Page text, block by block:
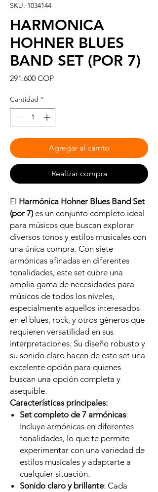
SKU: 1034144
HARMONICA
HOHNER BLUES
BAND SET (POR 7)
291.600 COPPrecio
Cantidad *
Agregar al carrito
Realizar compra
El Harmónica Hohner Blues Band Set
(por 7)es un conjunto completo ideal
para músicos que buscan explorar
diversos tonos y estilos musicales con
una única compra. Con siete
armónicas afinadas en diferentes
tonalidades, este set cubre una
amplia gama de necesidades para
músicos de todos los niveles,
especialmente aquellos interesados
en el blues, rock, y otros géneros que
requieren versatilidad en sus
interpretaciones. Su diseño robusto y
su sonido claro hacen de este set una
excelente opción para quienes
buscan una opción completa y
asequible.
Características principales:
Set completo de 7 armónicas:
Incluye armónicas en diferentes
tonalidades, lo que te permite
experimentar con una variedad de
estilos musicales y adaptarte a
cualquier situación.
Sonido claro y brillante: Cada